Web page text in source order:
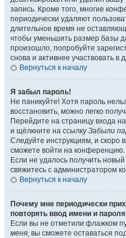
запись. Кроме того, многие
периодически удаляют
длительное время не
чтобы уменьшить размер базы
произошло, попробуйте
снова и активнее участвовать в
Вернуться к началу
Я забыл пароль!
Не паникуйте! Хотя пароль
восстановить, можно легко
Перейдите на страницу входа
и щёлкните на ссылку Забыли
Следуйте инструкциям, и скоро
сможете войти на конференцию.
Если не удалось получить
свяжитесь с администратором
Вернуться к началу
Почему мне периодически
повторять ввод имени и
Если вы не отметили флажком
меня, вы сможете оставаться